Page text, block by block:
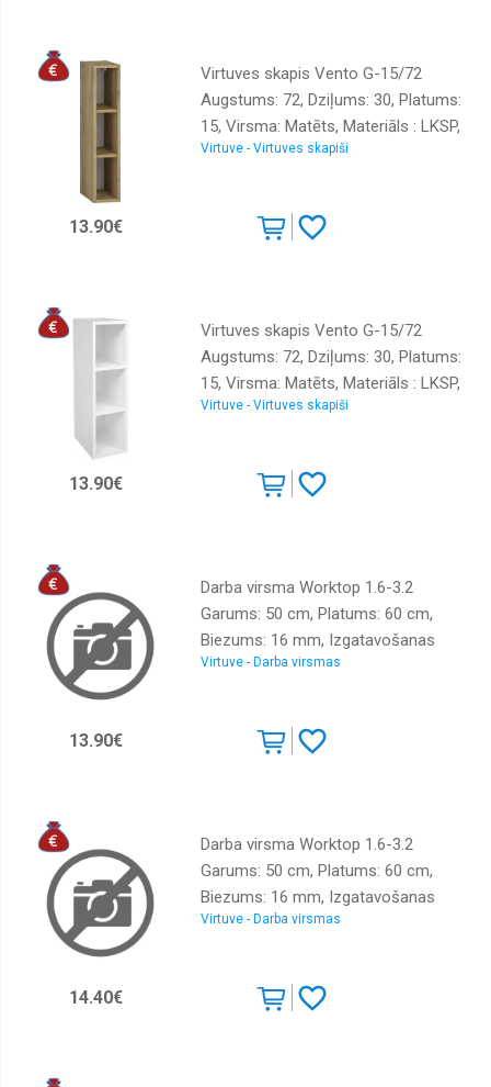
Virtuves skapis Vento G-15/72
Augstums: 72, Dziļums: 30, Platums:
15, Virsma: Matēts, Materiāls : LKSP,
Krāsa: ozols craft zelts
Virtuve - Virtuves skapiši
13.90€
Virtuves skapis Vento G-15/72
Augstums: 72, Dziļums: 30, Platums:
15, Virsma: Matēts, Materiāls : LKSP,
Krāsa: balts
Virtuve - Virtuves skapiši
13.90€
Darba virsma Worktop 1.6-3.2
Garums: 50 cm, Platums: 60 cm,
Biezums: 16 mm, Izgatavošanas
materiāls: LKSP + PVH, Krāsa: ozols
Virtuve - Darba virsmas
13.90€
Darba virsma Worktop 1.6-3.2
Garums: 50 cm, Platums: 60 cm,
Biezums: 16 mm, Izgatavošanas
materiāls: LKSP + PVH, Krāsa: melni
Virtuve - Darba virsmas
14.40€